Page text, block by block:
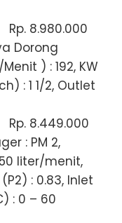
Rp. 8.980.000
Dorong
) : 192, KW
: 1 1/2, Outlet
Rp. 8.449.000
: PM 2,
liter/menit,
: 0.83, Inlet
: 0 – 60